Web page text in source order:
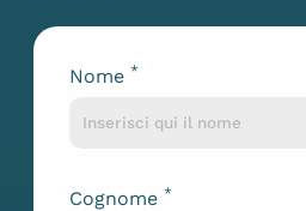
Lascia questo campo vuoto
Nome *
Cognome *